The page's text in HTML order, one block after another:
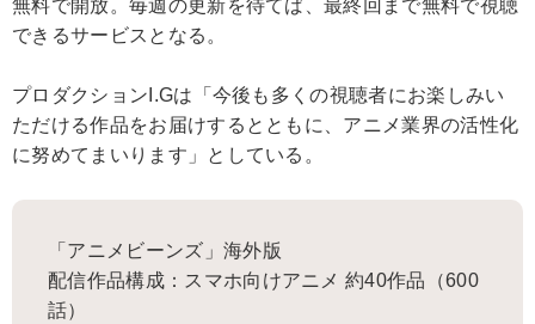
無料で開放。毎週の更新を待てば、最終回まで無料で視聴
できるサービスとなる。
プロダクションI.Gは「今後も多くの視聴者にお楽しみい
ただける作品をお届けするとともに、アニメ業界の活性化
に努めてまいります」としている。
「アニメビーンズ」海外版
配信作品構成：スマホ向けアニメ 約40作品（600
話）